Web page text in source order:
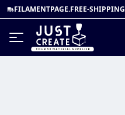
FILAMENTPAGE.FREE-SHIPPING